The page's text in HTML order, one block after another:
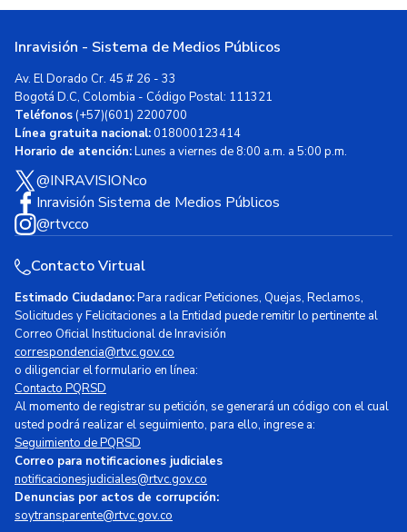
Inravisión - Sistema de Medios Públicos
Av. El Dorado Cr. 45 # 26 - 33
Bogotá D.C, Colombia - Código Postal: 111321
Teléfonos(+57)(601) 2200700
Línea gratuita nacional:018000123414
Horario de atención:Lunes a viernes de 8:00 a.m. a 5:00 p.m.
@INRAVISIONco
Inravisión Sistema de Medios Públicos
@rtvcco
Contacto Virtual
Estimado Ciudadano:Para radicar Peticiones, Quejas, Reclamos,
Solicitudes y Felicitaciones a la Entidad puede remitir lo pertinente al
Correo Oficial Institucional de Inravisión
correspondencia@rtvc.gov.co
o diligenciar el formulario en línea:
Contacto PQRSD
Al momento de registrar su petición, se generará un código con el cual
usted podrá realizar el seguimiento, para ello, ingrese a:
Seguimiento de PQRSD
Correo para notificaciones judiciales
notificacionesjudiciales@rtvc.gov.co
Denuncias por actos de corrupción:
soytransparente@rtvc.gov.co